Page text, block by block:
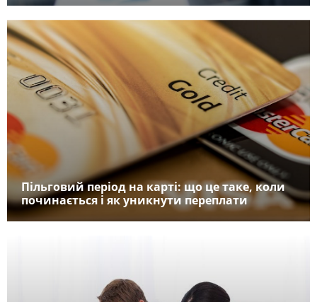
Пільговий період на карті: що це таке, коли
починається і як уникнути переплати